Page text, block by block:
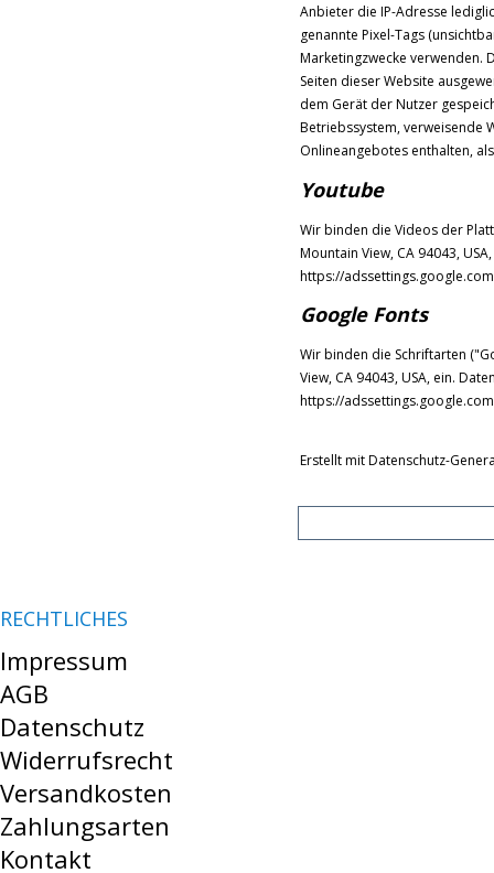
Anbieter die IP-Adresse
genannte Pixel-Tags
Marketingzwecke verwenden.
Seiten dieser Website
dem Gerät der Nutzer
Betriebssystem, verweisende
Onlineangebotes enthalten,
Youtube
Wir binden die Videos der
Mountain View, CA 94043,
https://
Google Fonts
Wir binden die Schriftarten
View, CA 94043, USA, ein.
https://
Erstellt mit Datenschutz-
RECHTLICHES
Impressum
AGB
Datenschutz
Widerrufsrecht
Versandkosten
Zahlungsarten
Kontakt